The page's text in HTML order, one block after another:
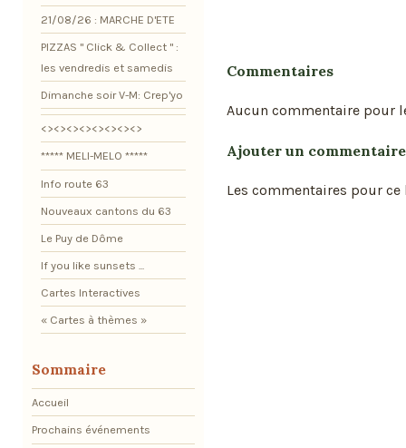
Commentaires
Aucun commentaire pour
Ajouter un commentaire
Les commentaires pour
21/08/26 : MARCHE D'ETE
PIZZAS " Click & Collect " :
les vendredis et samedis
Dimanche soir V-M: Crep'yo
<><><><><><><><>
***** MELI-MELO *****
Info route 63
Nouveaux cantons du 63
Le Puy de Dôme
If you like sunsets ...
Cartes Interactives
« Cartes à thèmes »
Sommaire
Accueil
Prochains événements